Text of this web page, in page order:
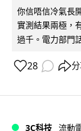
你信唔信冷氣長
實測結果兩極，
過千。電力部門
28
3C科技 流動